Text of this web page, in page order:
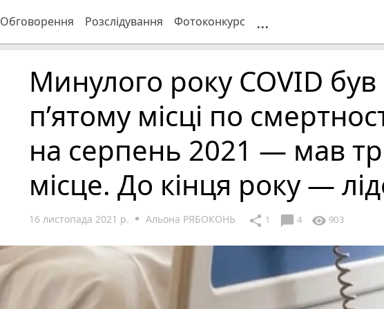
Обговорення Розслідування Фотоконкурс ...
Минулого року COVID був
п’ятому місці по
на серпень 2021 — мав
місце. До кінця року —
16 листопада 2021 р. Альона РЯБОКОНЬ share 1 chat_bubble 4 visibility 903